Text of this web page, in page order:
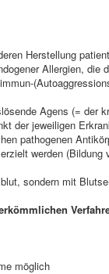
Herstellung
Allergien, die
Agens (= der
der jeweiligen
pathogenen
werden
sondern mit
möglich